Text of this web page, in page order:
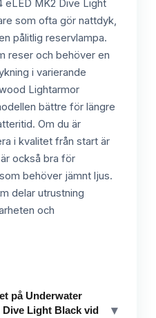
eLED MK2 Dive Light
som ofta gör nattdyk,
pålitlig reservlampa.
reser och behöver en
i varierande
Lightarmor
bättre för längre
Om du är
i kvalitet från start är
också bra för
behöver jämnt ljus.
delar utrustning
och
på Underwater
Dive Light Black vid
▾